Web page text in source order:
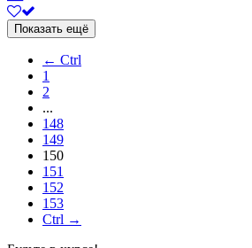
Показать ещё
← Ctrl
1
2
...
148
149
150
151
152
153
Ctrl →